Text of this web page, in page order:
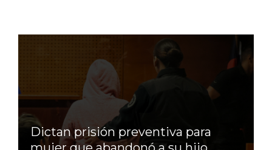
Dictan prisión preventiva para